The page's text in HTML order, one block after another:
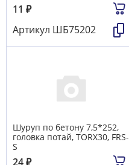
11 ₽
Артикул ШБ75202
Шуруп по бетону 7,5*252,
головка потай, TORX30, FRS-
S
24₽